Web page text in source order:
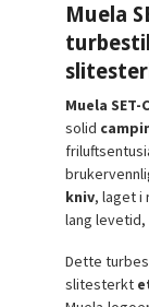
Muela
Muela SET-
solid
kniv, laget i
lang
Dette
slitesterkt